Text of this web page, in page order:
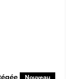
Nouveau